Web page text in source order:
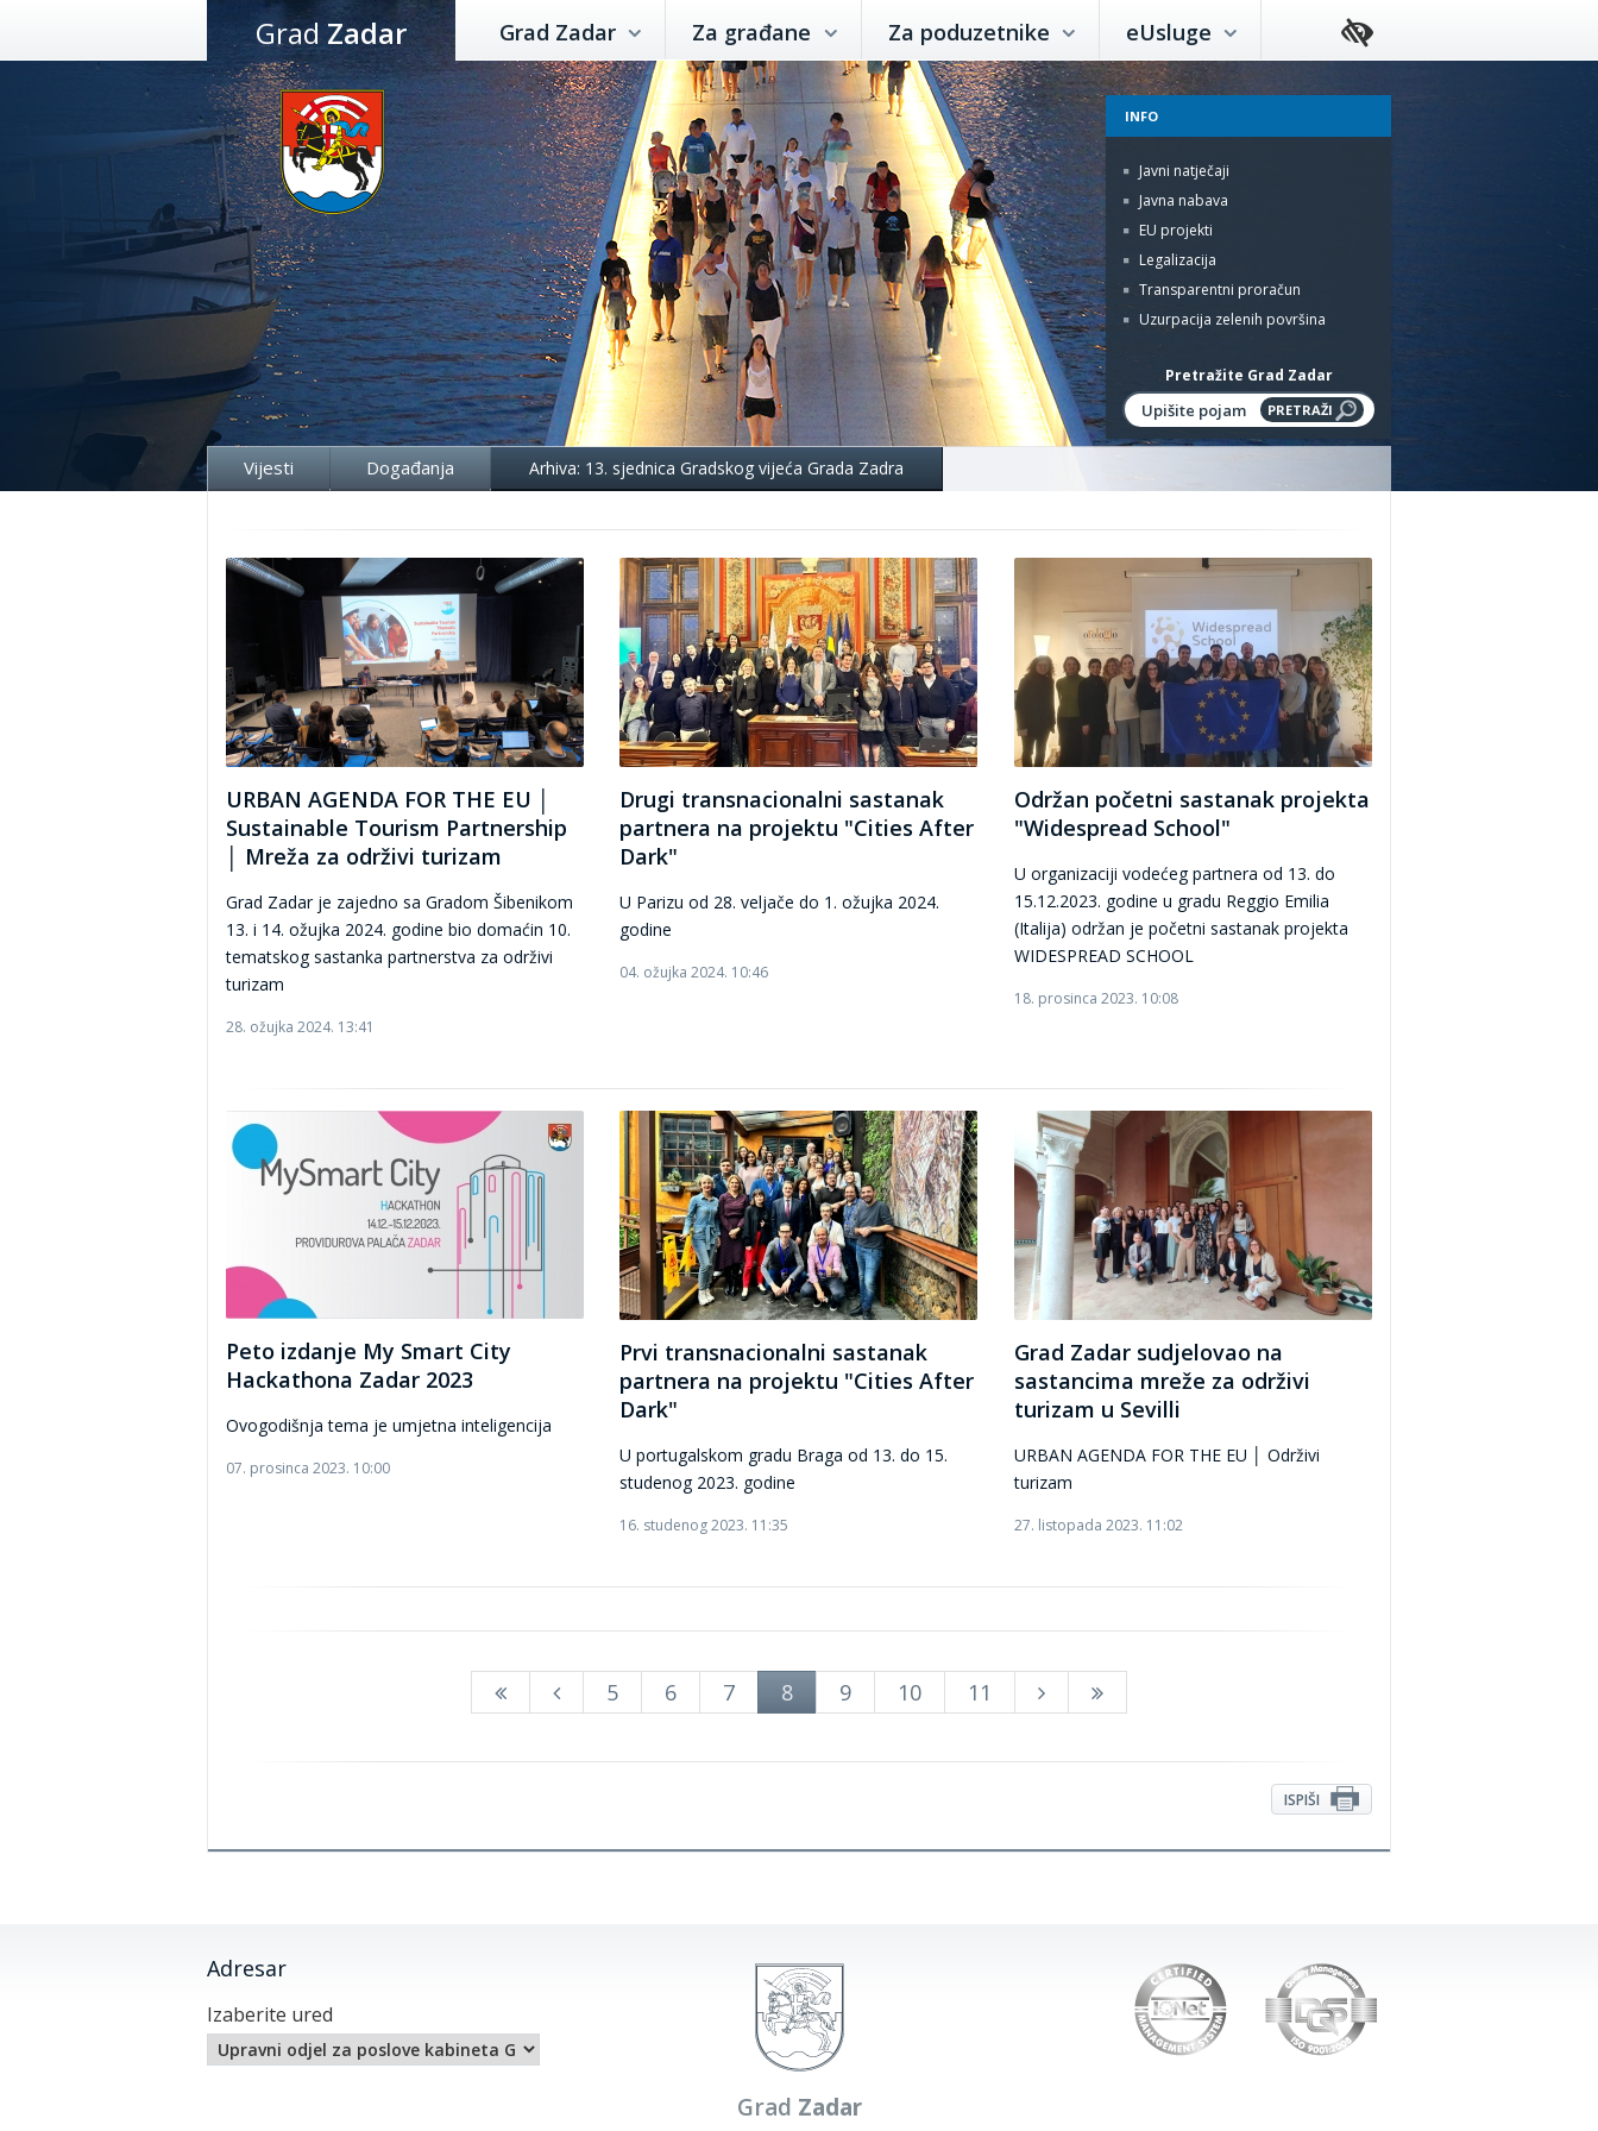
Preskoči
na
sadržaj
GradZadar Grad Zadar Za građane Za poduzetnike eUsluge
INFO
Javni natječaji
Javna nabava
EU projekti
Legalizacija
Transparentni proračun
Uzurpacija zelenih površina
Pretražite Grad Zadar
Vijesti Događanja Arhiva: 13. sjednica Gradskog vijeća Grada Zadra
URBAN AGENDA FOR THE EU │
Sustainable Tourism Partnership
│ Mreža za održivi turizam
Grad Zadar je zajedno sa Gradom Šibenikom
13. i 14. ožujka 2024. godine bio domaćin 10.
tematskog sastanka partnerstva za održivi
turizam
28. ožujka 2024. 13:41
Drugi transnacionalni sastanak
partnera na projektu "Cities After
Dark"
U Parizu od 28. veljače do 1. ožujka 2024.
godine
04. ožujka 2024. 10:46
Održan početni sastanak projekta
"Widespread School"
U organizaciji vodećeg partnera od 13. do
15.12.2023. godine u gradu Reggio Emilia
(Italija) održan je početni sastanak projekta
WIDESPREAD SCHOOL
18. prosinca 2023. 10:08
Peto izdanje My Smart City
Hackathona Zadar 2023
Ovogodišnja tema je umjetna inteligencija
07. prosinca 2023. 10:00
Prvi transnacionalni sastanak
partnera na projektu "Cities After
Dark"
U portugalskom gradu Braga od 13. do 15.
studenog 2023. godine
16. studenog 2023. 11:35
Grad Zadar sudjelovao na
sastancima mreže za održivi
turizam u Sevilli
URBAN AGENDA FOR THE EU │ Održivi
turizam
27. listopada 2023. 11:02
5 6 7 8 9 10 11
ISPIŠI
Adresar
Izaberite ured
Grad Zadar